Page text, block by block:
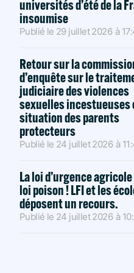
universités d’été de la
insoumise
Publié le 29 juillet 2026 à
Retour sur la
d’enquête sur le
judiciaire des violences
sexuelles incestueuses
situation des parents
protecteurs
Publié le 24 juillet 2026 à
La loi d’urgence
loi poison ! LFI et les
déposent un recours.
Publié le 24 juillet 2026 à